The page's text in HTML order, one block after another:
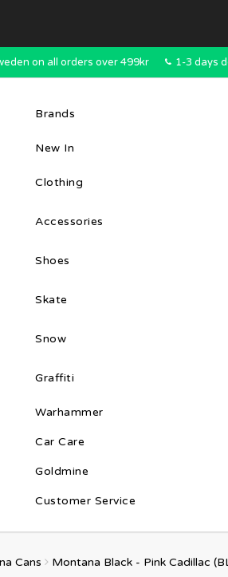
on all orders over 499kr 1-3 days
Brands
New In
Clothing
Accessories
Shoes
Skate
Snow
Graffiti
Warhammer
Car Care
Goldmine
Customer Service
Cans Montana Black - Pink Cadillac